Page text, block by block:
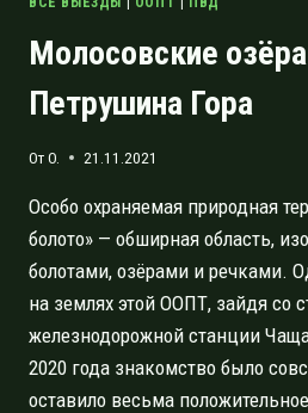
Молосовские
Петрушина Гора
ОтO. 21.11.2021
Особо охраняемая природная
болото» — обширная область,
болотами, озёрами и речками.
на землях этой ООПТ, зайдя со
железнодорожной станции
2020 года знакомство было
оставило весьма